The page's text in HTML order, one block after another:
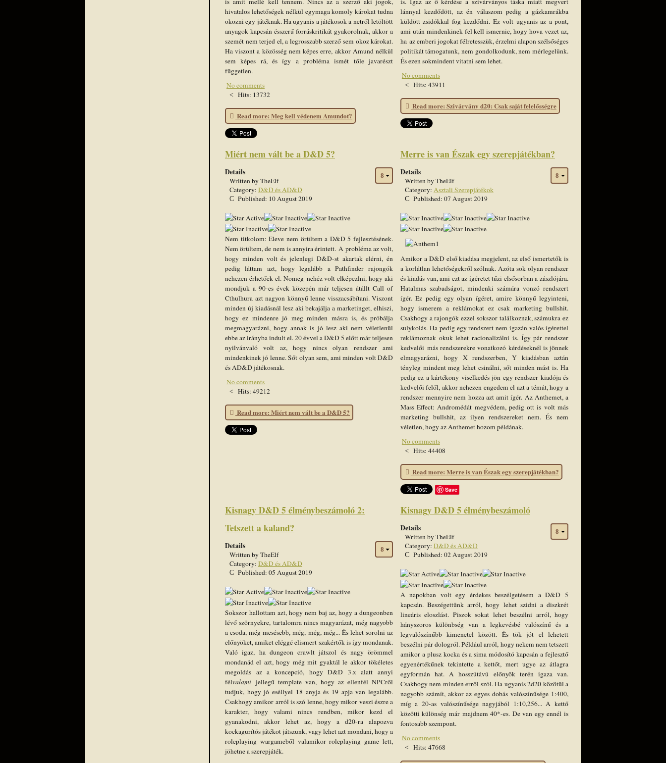
hivatalos lehetőségek nélkül egymaga komoly károkat tudna
okozni egy játéknak. Ha ugyanis a játékosok a netről letöltött
anyagok kapcsán ésszerű forráskritikát gyakorolnak, akkor a
szemét nem terjed el, a legrosszabb szerző sem okoz károkat.
Ha viszont a közösség nem képes erre, akkor Amund nélkül
sem képes rá, és így a probléma ismét tőle javarészt
független.
No comments
Hits: 13732
Read more: Meg kell védenem Amundot?
lánnyal kezdődött, az én válaszom pedig a gázkamrákba
küldött zsidókkal fog kezdődni. Ez volt ugyanis az a pont,
ami után mindenkinek fel kell ismernie, hogy hova vezet az,
ha az emberi jogokat félretesszük, érzelmi alapon szélsőséges
politikát támogatunk, nem gondolkodunk, nem mérlegelünk.
És ezen sokmindent vitatni sem lehet.
No comments
Hits: 43911
Read more: Szivárvány d20: Csak saját felelősségre
Miért nem vált be a D&D 5?
Details
Written byTheElf
Category: D&D és AD&D
Published: 10 August 2019
User
Rating:1/5
Nem titkolom: Eleve nem örültem a D&D 5 fejlesztésének.
Nem örültem, de nem is annyira érintett. A probléma az volt,
hogy minden volt és jelenlegi D&D-st akartak elérni, én
pedig láttam azt, hogy legalább a Pathfinder rajongók
nehezen érhetőek el. Nomeg nehéz volt elképezlni, hogy aki
mondjuk a 90-es évek közepén már teljesen átállt Call of
Cthulhura azt nagyon könnyű lenne visszacsábítani. Viszont
minden új kiadásnál lesz aki bekajálja a marketinget, elhiszi,
hogy ez mindenre jó meg minden másra is, és próbálja
megmagyarázni, hogy annak is jó lesz aki nem véletlenül
ebbe az irányba indult el. 20 évvel a D&D 5 előtt már teljesen
nyilvánvaló volt az, hogy nincs olyan rendszer ami
mindenkinek jó lenne. Sőt olyan sem, ami minden volt D&D
és AD&D játékosnak.
No comments
Hits: 49212
Read more: Miért nem vált be a D&D 5?
Merre is van Észak egy szerepjátékban?
Details
Written byTheElf
Category: Asztali Szerepjátékok
Published: 07 August 2019
Amikor a D&D első kiadása megjelent, az első ismertetők is
a korlátlan lehetőségekről szólnak. Azóta sok olyan rendszer
és kiadás van, ami ezt az ígéretet tűzi elsősorban a zászlójára.
Hatalmas szabadságot, mindenki számára vonzó rendszert
ígér. Ez pedig egy olyan ígéret, amire könnyű legyinteni,
hogy ismerem a reklámokat ez csak marketing bullshit.
Csakhogy a rajongók ezzel sokszor találkoznak, számukra ez
sulykolás. Ha pedig egy rendszert nem igazán valós ígérettel
reklámoznak okuk lehet racionalizálni is. Így pár rendszer
kedvelői más rendszerekre vonatkozó kérdéseknél is jönnek
elmagyarázni, hogy X rendszerben, Y kiadásban aztán
tényleg mindent meg lehet csinálni, sőt minden mást is. Ha
pedig ez a kártékony viselkedés jön egy rendszer kiadója és
kedvelői felől, akkor nehezen engedem el azt a témát, hogy a
rendszer mennyire nem hozza azt amit ígér. Az Anthemet, a
Mass Effect: Andromédát megvédem, pedig ott is volt más
marketing bullshit, az ilyen rendszereket nem. És nem
véletlen, hogy az Anthemet hozom példának.
No comments
Hits: 44408
Read more: Merre is van Észak egy szerepjátékban?
Save
Kisnagy D&D 5 élménybeszámoló 2:
Tetszett a kaland?
Details
Written byTheElf
Category: D&D és AD&D
Published: 05 August 2019
User
Rating:1/5
Sokszor hallottam azt, hogy nem baj az, hogy a dungeonben
lévő szörnyekre, tartalomra nincs magyarázat, még nagyobb
a csoda, még mesésebb, még, még, még... És lehet sorolni az
előnyöket, amiket eléggé elismert szakértők is így mondanak.
Való igaz, ha dungeon crawlt játszol és nagy örömmel
mondanád el azt, hogy még mit gyaktál le akkor tökéletes
megoldás az a koncepció, hogy D&D 3.x alatt annyi
félvalamijellegű template van, hogy az ellenfél NPCről
tudjuk, hogy jó eséllyel 18 anyja és 19 apja van legalább.
Csakhogy amikor arról is szó lenne, hogy mikor veszi észre a
karakter, hogy valami nincs rendben, mikor kezd el
gyanakodni, akkor lehet az, hogy a d20-ra alapozva
kockagurítós játékot játszunk, vagy lehet azt mondani, hogy a
roleplaying wargameből valamikor roleplaying game lett,
jöhetne a szerepjáték.
Kisnagy D&D 5 élménybeszámoló
Details
Written byTheElf
Category: D&D és AD&D
Published: 02 August 2019
User
Rating:1/5
A napokban volt egy érdekes beszélgetésem a D&D 5
kapcsán. Beszégettünk arról, hogy lehet szidni a diszkrét
lineáris eloszlást. Piszok sokat lehet beszélni arról, hogy
hányszoros különbség van a legkevésbé valószínű és a
legvalószínűbb kimenetel között. És tök jót el lehetett
beszélni pár dologról. Például arról, hogy nekem nem tetszett
amikor a plusz kocka és a sima módosító kapcsán a fejlesztő
egyenértékűnek tekintette a kettőt, mert ugye az átlagra
egyformán hat. A hosszútávú előnyök terén igaza van.
Csakhogy nem minden erről szól. Ha ugyanis 2d20 közötül a
nagyobb számít, akkor az egyes dobás valószínűsége 1:400,
míg a 20-as valószínűsége nagyjából 1:10,256... A kettő
közötti különség már majdnem 40*-es. De van egy ennél is
fontosabb szempont.
No comments
Hits: 47668